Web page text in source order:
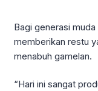
Bagi generasi muda
memberikan restu
menabuh gamelan.
“Hari ini sangat